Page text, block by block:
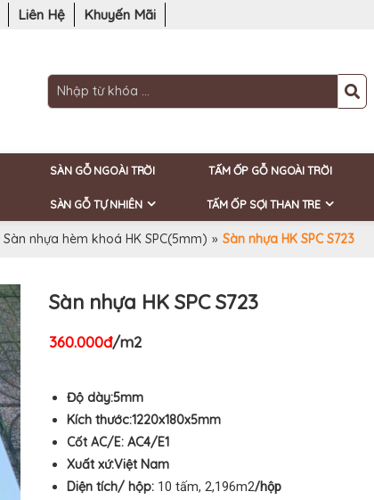
Liên Hệ Khuyến Mãi
SÀN GỖ NGOÀI TRỜI TẤM ỐP GỖ NGOÀI TRỜI
SÀN GỖ TỰ NHIÊN TẤM ỐP SỢI THAN TRE
Sàn nhựa hèm khoá HK SPC(5mm) » Sàn nhựa HK SPC S723
Sàn nhựa HK SPC S723
360.000đ/m2
Độ dày:5mm
Kích thước:1220x180x5mm
Cốt AC/E:AC4/E1
Xuất xứ:Việt Nam
Diện tích/ hộp: 10 tấm, 2,196m2/hộp